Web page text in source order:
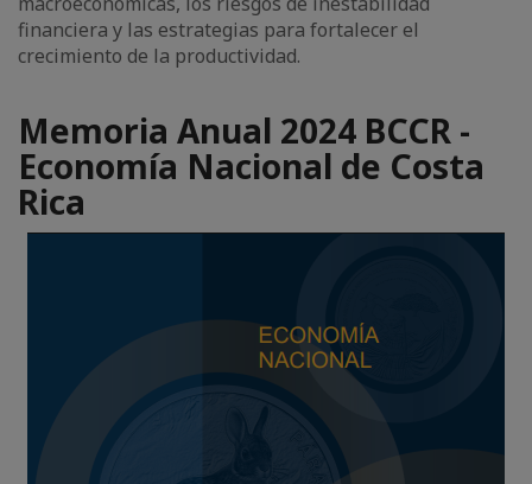
financiera y las estrategias para fortalecer el
crecimiento de la productividad.
Memoria Anual 2024 BCCR -
Economía Nacional de Costa
Rica